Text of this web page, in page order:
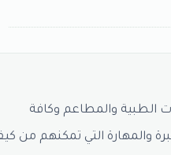
الطبية والمطاعم وكافة
والمهارة التي تمكنهم من